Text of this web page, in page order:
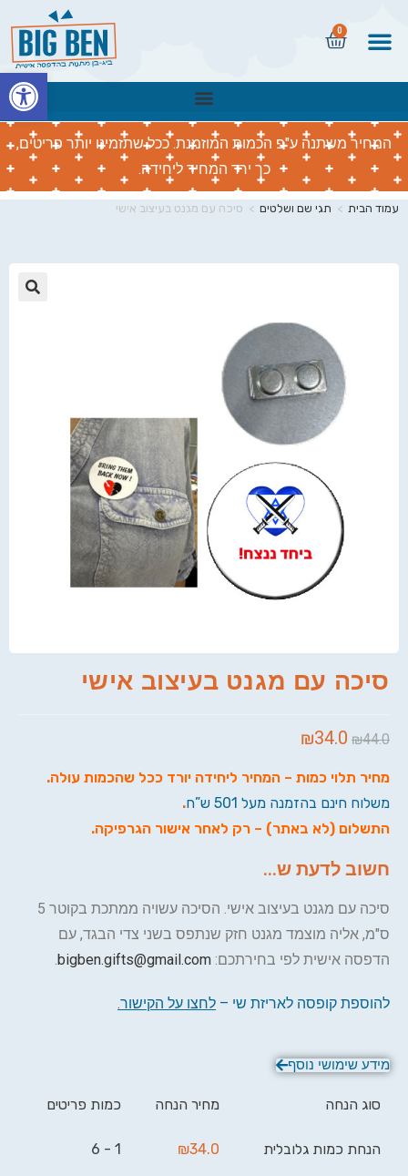
0
המחיר משתנה ע"פ הכמות המוזמנת. ככל שתזמינו יותר פריטים,
כך ירד המחיר ליחידה.
עמוד הבית > תגי שם ושלטים > סיכה עם מגנט בעיצוב אישי
סיכה עם מגנט בעיצוב אישי
₪44.0
₪34.0
מחיר תלוי כמות – המחיר ליחידה יורד ככל שהכמות עולה.
משלוח חינם בהזמנה מעל 501 ש”ח
.
התשלום (לא באתר) – רק לאחר אישור הגרפיקה.
חשוב לדעת ש...
סיכה עם מגנט בעיצוב אישי. הסיכה עשויה ממתכת בקוטר 5
ס"מ, אליה מוצמד מגנט חזק שנתפס בשני צדי הבגד, עם
הדפסה אישית לפי בחירתכם: bigben.gifts@gmail.com
.
להוספת קופסה לאריזת שי – לחצו על הקישור.
מידע שימושי נוסף
סוג הנחה מחיר הנחה כמות פריטים
הנחת כמות גלובלית ₪34.0
1 - 6